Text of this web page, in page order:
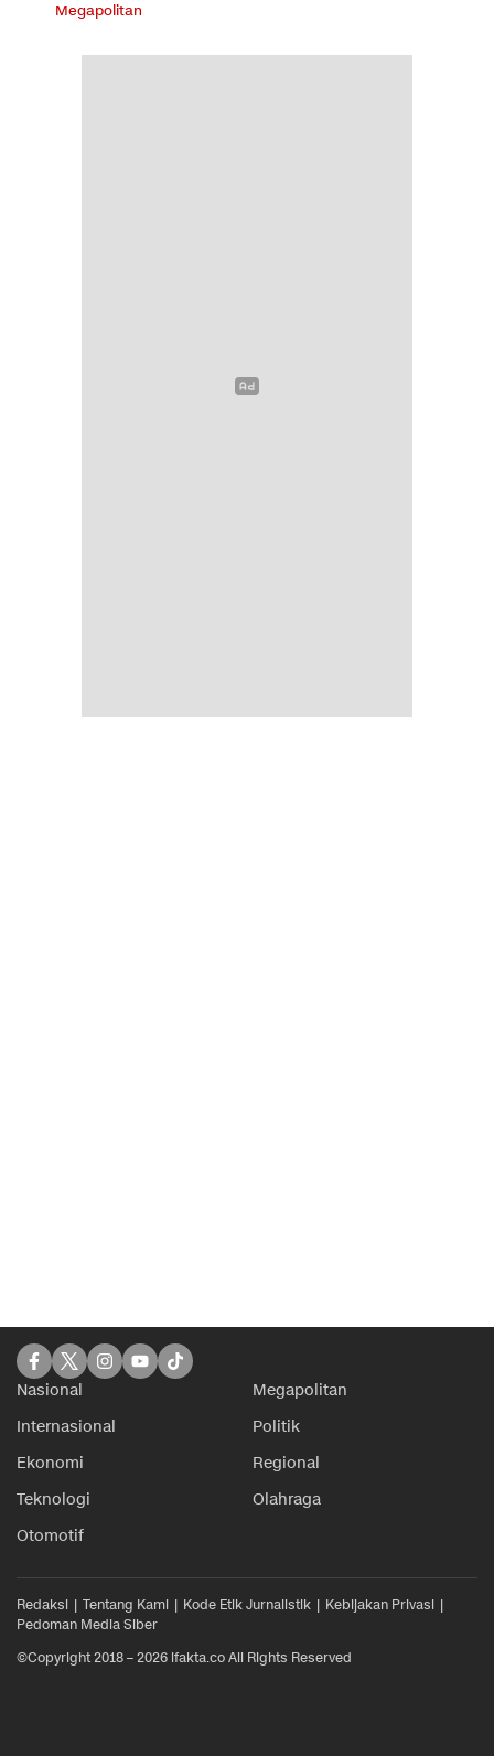
Megapolitan
Nasional
Megapolitan
Internasional
Politik
Ekonomi
Regional
Teknologi
Olahraga
Otomotif
Redaksi Tentang Kami Kode Etik Jurnalistik
Kebijakan Privasi
Pedoman Media Siber
©Copyright 2018 – 2026 ifakta.co All Rights Reserved